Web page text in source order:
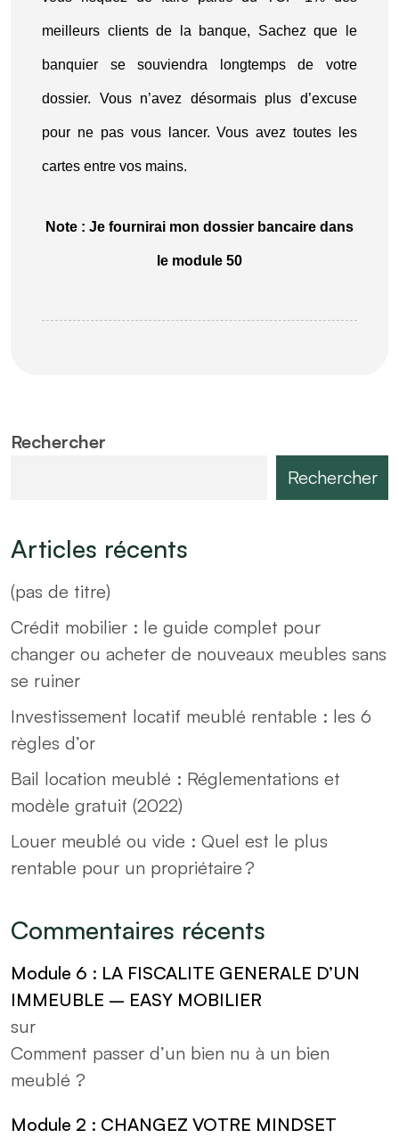
meilleurs clients de la banque, Sachez que le
banquier se souviendra longtemps de votre
dossier. Vous n’avez désormais plus d’excuse
pour ne pas vous lancer. Vous avez toutes les
cartes entre vos mains.
Note : Je fournirai mon dossier bancaire dans
le module 50
Rechercher
Rechercher
Articles récents
(pas de titre)
Crédit mobilier : le guide complet pour
changer ou acheter de nouveaux meubles sans
se ruiner
Investissement locatif meublé rentable : les 6
règles d’or
Bail location meublé : Réglementations et
modèle gratuit (2022)
Louer meublé ou vide : Quel est le plus
rentable pour un propriétaire ?
Commentaires récents
Module 6 : LA FISCALITE GENERALE D’UN
IMMEUBLE – EASY MOBILIER
sur
Comment passer d’un bien nu à un bien
meublé ?
Module 2 : CHANGEZ VOTRE MINDSET